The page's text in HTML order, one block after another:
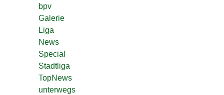
bpv
Galerie
Liga
News
Special
Stadtliga
TopNews
unterwegs